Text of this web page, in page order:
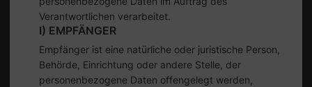
Verantwortlichen verarbeitet.
I) EMPFÄNGER
Empfänger ist eine natürliche oder juristische Person,
Behörde, Einrichtung oder andere Stelle, der
personenbezogene Daten offengelegt werden,